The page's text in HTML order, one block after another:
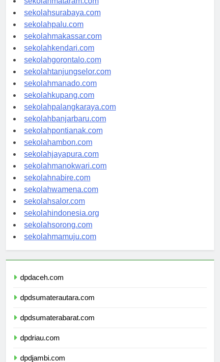
sekolahmataram.com
sekolahsurabaya.com
sekolahpalu.com
sekolahmakassar.com
sekolahkendari.com
sekolahgorontalo.com
sekolahtanjungselor.com
sekolahmanado.com
sekolahkupang.com
sekolahpalangkaraya.com
sekolahbanjarbaru.com
sekolahpontianak.com
sekolahambon.com
sekolahjayapura.com
sekolahmanokwari.com
sekolahnabire.com
sekolahwamena.com
sekolahsalor.com
sekolahindonesia.org
sekolahsorong.com